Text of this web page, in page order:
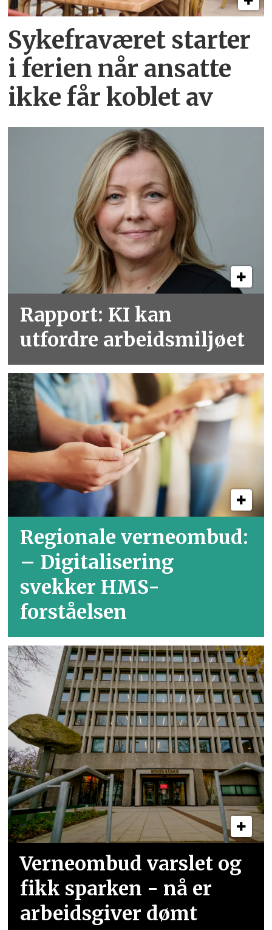
Sykefraværet starter
i ferien når ansatte
ikke får koblet av
Rapport: KI kan
utfordre arbeidsmiljøet
Regionale verneombud:
– Digitalisering
svekker HMS-
forståelsen
Verneombud varslet og
fikk sparken - nå er
arbeidsgiver dømt